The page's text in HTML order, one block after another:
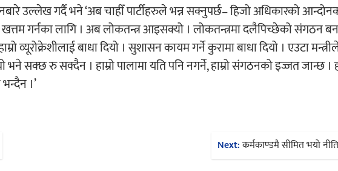
उल्लेख गर्दै भने ‘अब चाहीँ पार्टीहरुले भन्न सक्नुपर्छ– हिजो अधिकारको
खत्तम गर्नका लागि । अब लोकतन्त्र आइसक्यो । लोकतन्त्रमा दलैपिच्छेको संगठन
व्यूरोक्रेशीलाई बाधा दियो । सुशासन कायम गर्ने कुरामा बाधा दियो । एउटा
भने सक्छ रु सक्दैन । हाम्रो पालामा यति पनि नगर्ने, हाम्रो संगठनको इज्जत जान्छ ।
।’
Next:कर्मकाण्डमै सीमित भयो